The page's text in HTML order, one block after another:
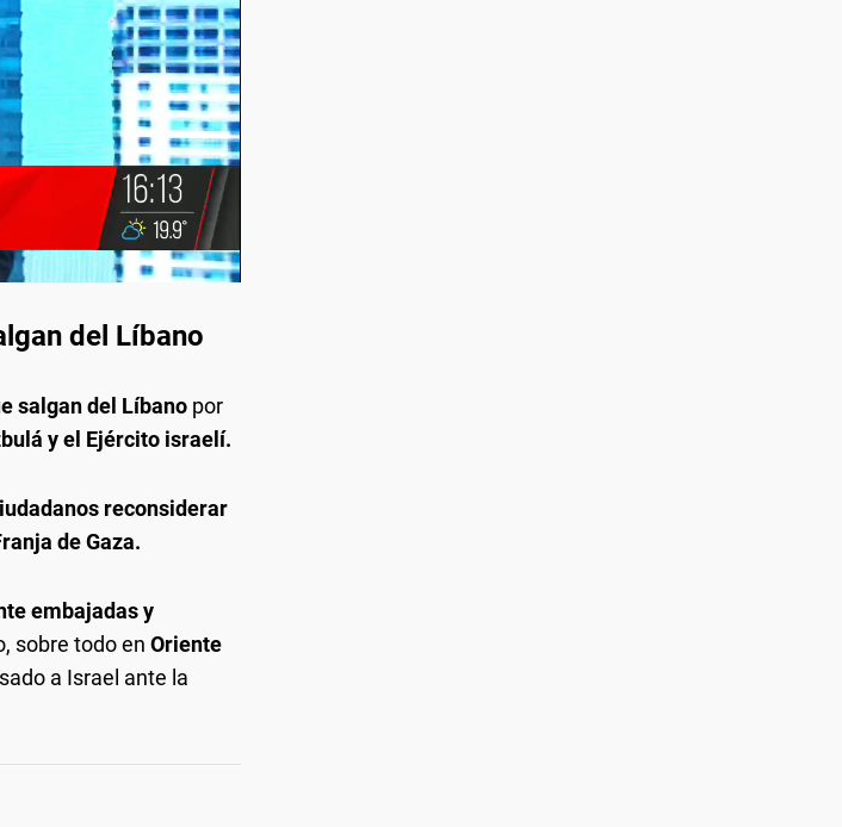
del Líbano
salgan del Líbano por
y el Ejército israelí.
reconsiderar
de Gaza.
embajadas y
sobre todo en Oriente
a Israel ante la